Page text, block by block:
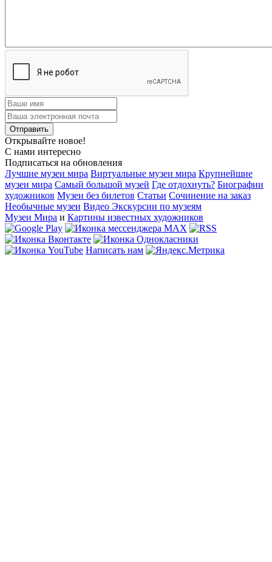
Открывайте новое!
С нами интересно
Подписаться на обновления
Лучшие музеи мира Виртуальные музеи мира Крупнейшие
музеи мира Самый большой музей Где отдохнуть? Биографии
художников Музеи без билетов Статьи Сочинение на заказ
Необычные музеи Видео Экскурсии по музеям
Музеи Мира и Картины известных художников
Написать нам